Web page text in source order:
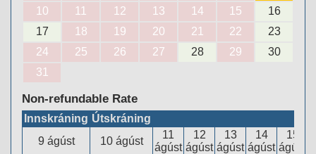
10
11 12 13 14 15
16
17
18 19 20 21 22
23
24
25 26 27 28 29
30
31
Non-refundable Rate
Innskráning Útskráning
9 ágúst
10 ágúst
11
ágúst
12
ágúst
13
ágúst
14
ágúst
15
ágúst